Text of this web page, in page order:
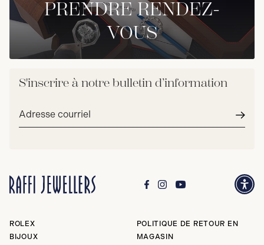
PRENDRE RENDEZ-
VOUS
S'inscrire à notre bulletin d’information
Adresse
ROLEX
BIJOUX
POLITIQUE DE RETOUR EN
MAGASIN